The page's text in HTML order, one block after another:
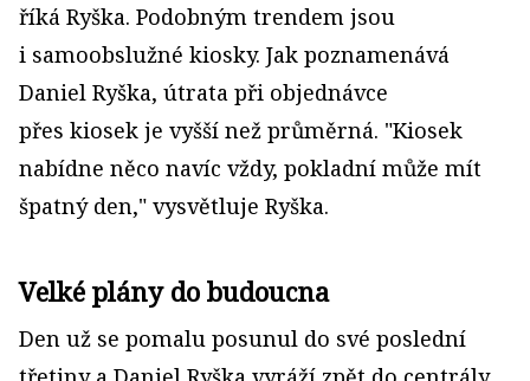
říká Ryška. Podobným trendem jsou
i samoobslužné kiosky. Jak poznamenává
Daniel Ryška, útrata při objednávce
přes kiosek je vyšší než průměrná. "Kiosek
nabídne něco navíc vždy, pokladní může mít
špatný den," vysvětluje Ryška.
Velké plány do budoucna
Den už se pomalu posunul do své poslední